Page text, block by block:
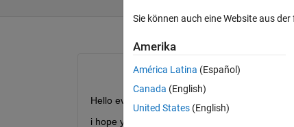
Hello everyone!
i hope you can help me.
Sie können auch eine Website aus
Amerika
América Latina (Español)
Canada (English)
United States (English)